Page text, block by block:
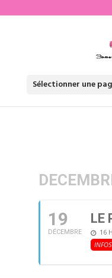
Sélectionner une
19
DÉCEMBRE
LE
16
INFOS